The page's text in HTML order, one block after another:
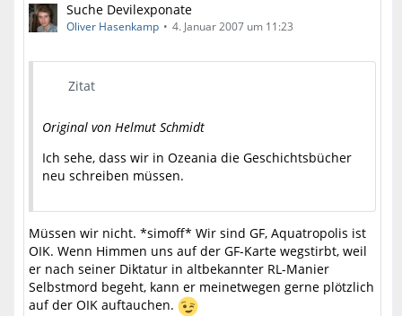
Suche Devilexponate
Oliver Hasenkamp 4. Januar 2007 um 11:23
Zitat
Original von Helmut Schmidt
Ich sehe, dass wir in Ozeania die Geschichtsbücher
neu schreiben müssen.
Müssen wir nicht. *simoff* Wir sind GF, Aquatropolis ist
OIK. Wenn Himmen uns auf der GF-Karte wegstirbt, weil
er nach seiner Diktatur in altbekannter RL-Manier
Selbstmord begeht, kann er meinetwegen gerne plötzlich
auf der OIK auftauchen.